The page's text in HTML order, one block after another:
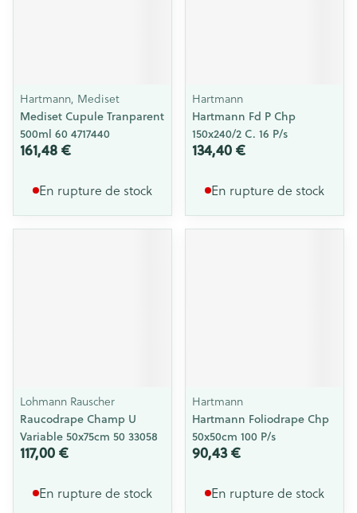
Hartmann, Mediset
Mediset Cupule Tranparent
500ml 60 4717440
161,48 €
En rupture de stock
Hartmann
Hartmann Fd P Chp
150x240/2 C. 16 P/s
134,40 €
En rupture de stock
Lohmann Rauscher
Raucodrape Champ U
Variable 50x75cm 50 33058
117,00 €
En rupture de stock
Hartmann
Hartmann Foliodrape Chp
50x50cm 100 P/s
90,43 €
En rupture de stock